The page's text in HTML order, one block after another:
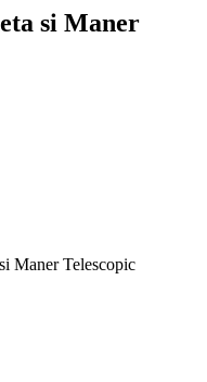
si Maner
Maner Telescopic